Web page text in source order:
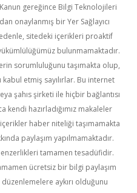
Kanun gereğince Bilgi Teknolojileri
onaylanmış bir Yer Sağlayıcı
sitedeki içerikleri proaktif
bulunmamaktadır.
sorumluluğunu taşımakta olup,
etmiş sayılırlar. Bu internet
şahıs şirketi ile hiçbir bağlantısı
kendi hazırladığımız makaleler
haber niteliği taşımamakta
paylaşım yapılmamaktadır.
tamamen tesadüfidir.
ücretsiz bir bilgi paylaşım
aykırı olduğunu